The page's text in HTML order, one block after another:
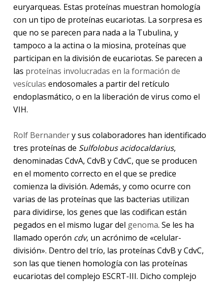
euryarqueas. Estas proteínas muestran homología
con un tipo de proteínas eucariotas. La sorpresa es
que no se parecen para nada a la Tubulina, y
tampoco a la actina o la miosina, proteínas que
participan en la división de eucariotas. Se parecen a
las proteínas involucradas en la formación de
vesículas endosomales a partir del retículo
endoplasmático, o en la liberación de virus como el
VIH.
Rolf Bernandery sus colaboradores han identificado
tres proteínas de Sulfolobus acidocaldarius,
denominadas CdvA, CdvB y CdvC, que se producen
en el momento correcto en el que se predice
comienza la división. Además, y como ocurre con
varias de las proteínas que las bacterias utilizan
para dividirse, los genes que las codifican están
pegados en el mismo lugar del genoma. Se les ha
llamado operón cdv, un acrónimo de «celular-
división». Dentro del trío, las proteínas CdvB y CdvC,
son las que tienen homología con las proteínas
eucariotas del complejo ESCRT-III. Dicho complejo